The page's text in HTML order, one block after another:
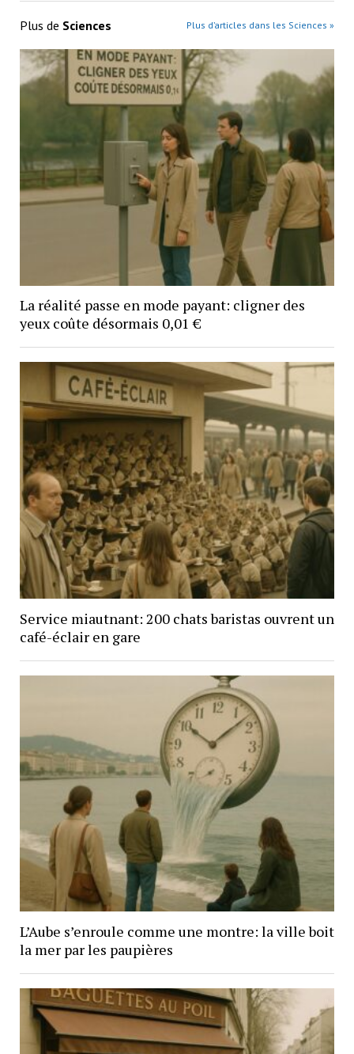
Plus de Sciences Plus d’articles dans les Sciences »
La réalité passe en mode payant: cligner des
yeux coûte désormais 0,01 €
Service miautnant: 200 chats baristas ouvrent un
café-éclair en gare
L’Aube s’enroule comme une montre: la ville boit
la mer par les paupières